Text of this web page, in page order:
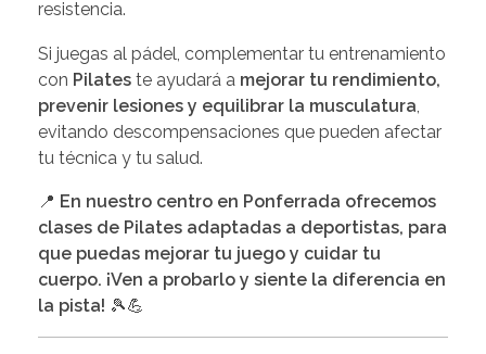
resistencia.
Si juegas al pádel, complementar tu entrenamiento
con Pilates te ayudará a mejorar tu rendimiento,
prevenir lesiones y equilibrar la musculatura,
evitando descompensaciones que pueden afectar
tu técnica y tu salud.
📍 En nuestro centro en Ponferrada ofrecemos
clases de Pilates adaptadas a deportistas, para
que puedas mejorar tu juego y cuidar tu
cuerpo. ¡Ven a probarlo y siente la diferencia en
la pista! 🎾💪